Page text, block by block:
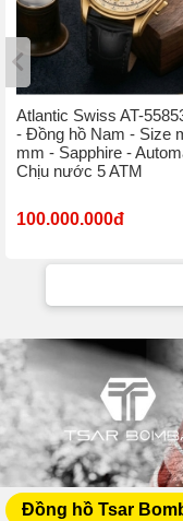
Atlantic Swiss AT-
- Đồng hồ Nam - Size
mm - Sapphire -
Chịu nước 5 ATM
100.000.000đ
Đồng hồ Tsar